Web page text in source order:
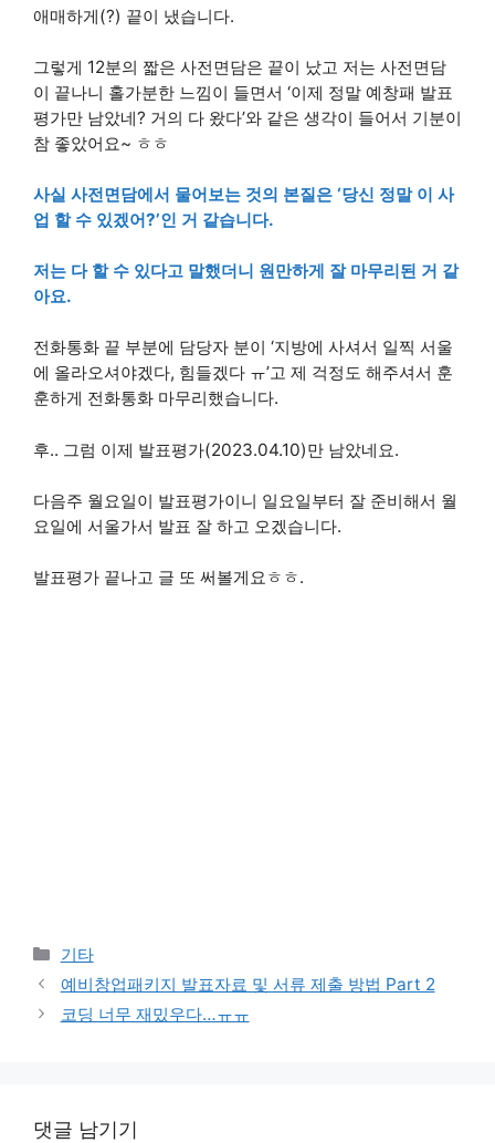
애매하게(?) 끝이 냈습니다.
그렇게 12분의 짧은 사전면담은 끝이 났고 저는 사전면담
이 끝나니 홀가분한 느낌이 들면서 ‘이제 정말 예창패 발표
평가만 남았네? 거의 다 왔다’와 같은 생각이 들어서 기분이
참 좋았어요~ ㅎㅎ
사실 사전면담에서 물어보는 것의 본질은 ‘당신 정말 이 사
업 할 수 있겠어?’인 거 같습니다.
저는 다 할 수 있다고 말했더니 원만하게 잘 마무리된 거 같
아요.
전화통화 끝 부분에 담당자 분이 ‘지방에 사셔서 일찍 서울
에 올라오셔야겠다, 힘들겠다 ㅠ’고 제 걱정도 해주셔서 훈
훈하게 전화통화 마무리했습니다.
후.. 그럼 이제 발표평가(2023.04.10)만 남았네요.
다음주 월요일이 발표평가이니 일요일부터 잘 준비해서 월
요일에 서울가서 발표 잘 하고 오겠습니다.
발표평가 끝나고 글 또 써볼게요ㅎㅎ.
카
테
리
기타
예비창업패키지 발표자료 및 서류 제출 방법 Part 2
코딩 너무 재밌우다…ㅠㅠ
댓글 남기기